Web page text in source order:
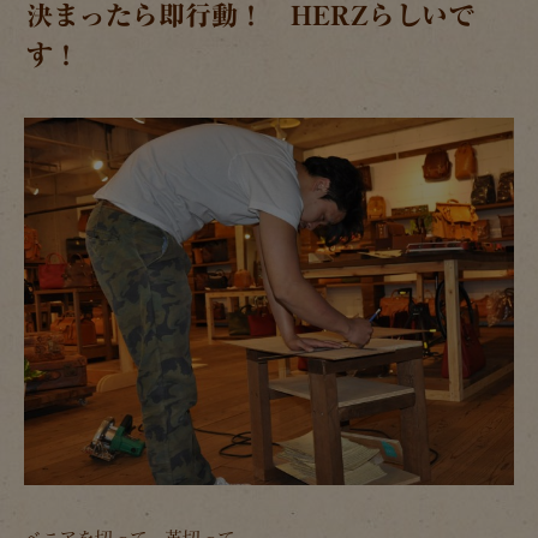
決まったら即行動！ HERZらしいで
す！